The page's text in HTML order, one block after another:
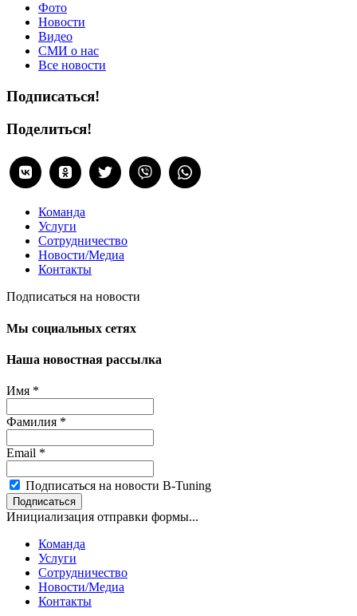
Фото
Новости
Видео
СМИ о нас
Все новости
Подписаться!
Поделиться!
Команда
Услуги
Сотрудничество
Новости/Медиа
Контакты
Подписаться на новости
Мы социальных сетях
Наша новостная рассылка
Имя *
Фамилия *
Email *
Подписаться на новости B-Tuning
Подписаться
Инициализация отправки формы...
Команда
Услуги
Сотрудничество
Новости/Медиа
Контакты